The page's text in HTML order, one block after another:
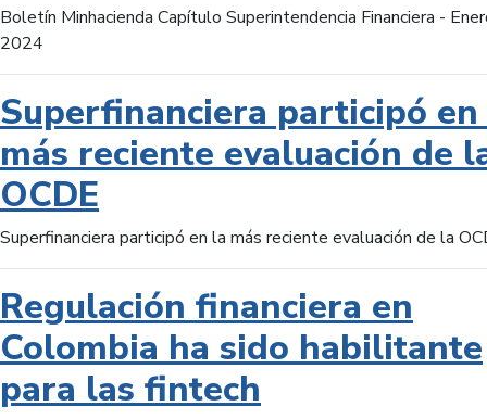
Boletín Minhacienda Capítulo Superintendencia Financiera -
2024
Superfinanciera participó
más reciente evaluación de
OCDE
Superfinanciera participó en la más reciente evaluación de la
Regulación financiera en
Colombia ha sido habilitante
para las fintech